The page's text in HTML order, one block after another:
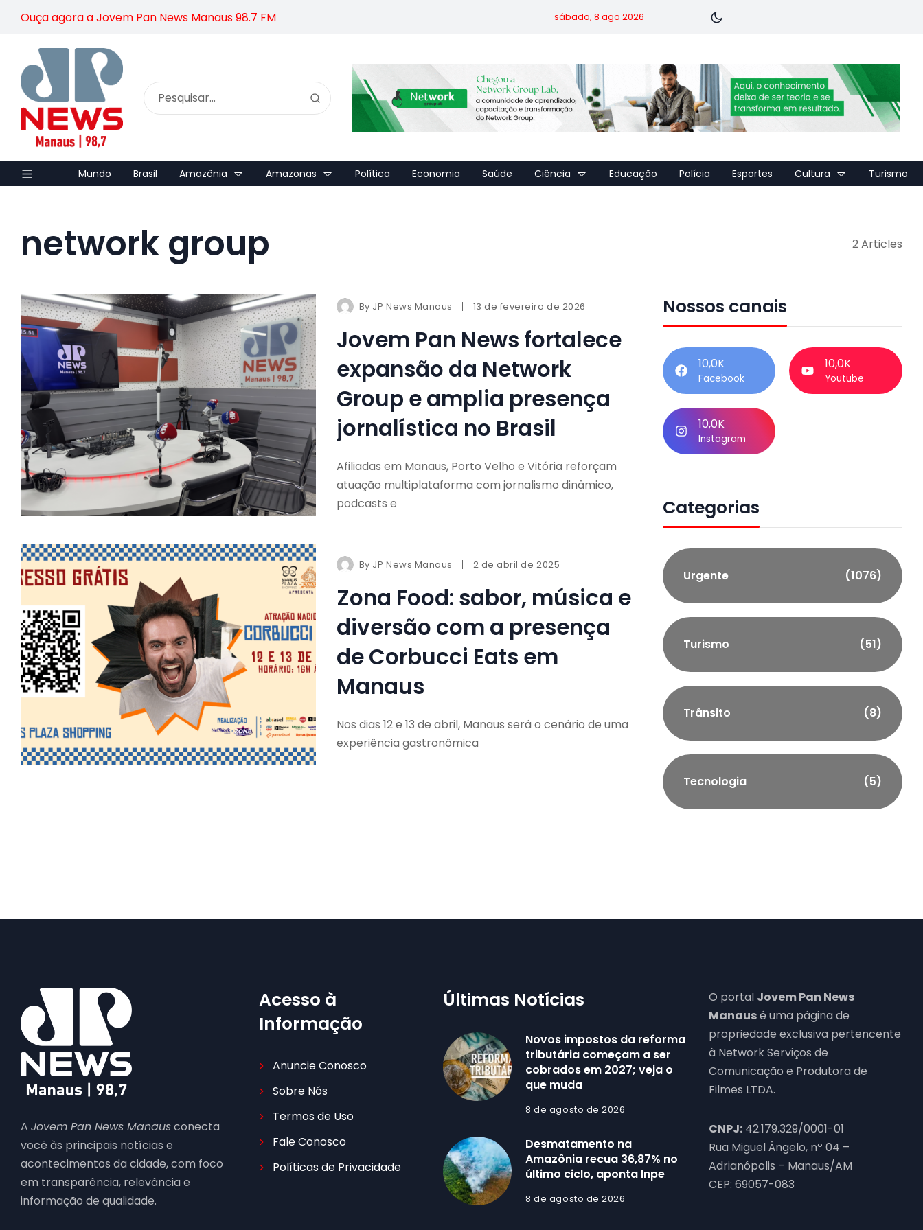
Ouça agora a Jovem Pan News Manaus 98.7 FM sábado, 8 ago 2026
Mundo Brasil Amazônia Amazonas Política Economia Saúde Ciência Educação Polícia Esportes Cultura Turismo
network group 2 Articles
By JP News Manaus 13 de fevereiro de 2026
Jovem Pan News fortalece
expansão da Network
Group e amplia presença
jornalística no Brasil
Afiliadas em Manaus, Porto Velho e Vitória reforçam
atuação multiplataforma com jornalismo dinâmico,
podcasts e
By JP News Manaus 2 de abril de 2025
Zona Food: sabor, música e
diversão com a presença
de Corbucci Eats em
Manaus
Nos dias 12 e 13 de abril, Manaus será o cenário de uma
experiência gastronômica
Nossos canais
10,0K
Facebook
10,0K
Youtube
10,0K
Instagram
Categorias
Urgente (1076)
Turismo (51)
Trânsito (8)
Tecnologia (5)
A Jovem Pan News Manausconecta
você às principais notícias e
acontecimentos da cidade, com foco
em transparência, relevância e
informação de qualidade.
Acesso à
Informação
Anuncie Conosco
Sobre Nós
Termos de Uso
Fale Conosco
Políticas de Privacidade
Últimas Notícias
Novos impostos da reforma
tributária começam a ser
cobrados em 2027; veja o
que muda
8 de agosto de 2026
Desmatamento na
Amazônia recua 36,87% no
último ciclo, aponta Inpe
8 de agosto de 2026
O portal Jovem Pan News
Manausé uma página de
propriedade exclusiva pertencente
à Network Serviços de
Comunicação e Produtora de
Filmes LTDA.
CNPJ:42.179.329/0001-01
Rua Miguel Ângelo, nº 04 –
Adrianópolis – Manaus/AM
CEP: 69057-083